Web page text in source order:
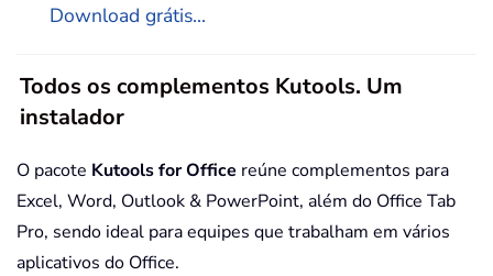
Download grátis...
Todos os complementos Kutools. Um
instalador
O pacote Kutools for Office reúne complementos para
Excel, Word, Outlook & PowerPoint, além do Office Tab
Pro, sendo ideal para equipes que trabalham em vários
aplicativos do Office.